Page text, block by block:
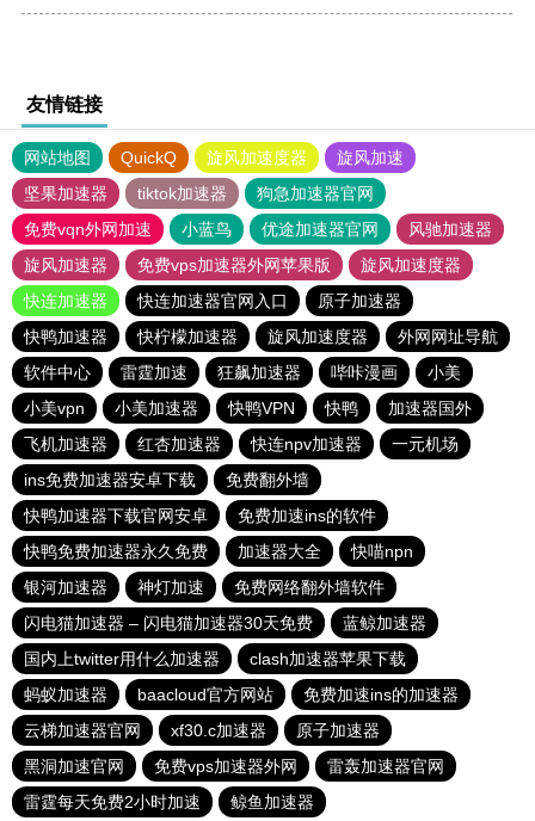
友情链接
网站地图 QuickQ 旋风加速度器
旋风加速
坚果加速器
tiktok加速器
狗急加速器官网
免费vqn外网加速
小蓝鸟 优途加速器官网
风驰加速器
旋风加速器
免费vps加速器外网苹果版
旋风加速度器
快连加速器
快连加速器官网入口
原子加速器
快鸭加速器
快柠檬加速器 旋风加速度器
外网网址导航
软件中心
雷霆加速 狂飙加速器 哔咔漫画
小美
小美vpn
小美加速器 快鸭VPN 快鸭
加速器国外
飞机加速器
红杏加速器 快连npv加速器
一元机场
ins免费加速器安卓下载
免费翻外墙
快鸭加速器下载官网安卓
免费加速ins的软件
快鸭免费加速器永久免费
加速器大全
快喵npn
银河加速器
神灯加速
免费网络翻外墙软件
闪电猫加速器 – 闪电猫加速器30天免费
蓝鲸加速器
国内上twitter用什么加速器
clash加速器苹果下载
蚂蚁加速器
baacloud官方网站
免费加速ins的加速器
云梯加速器官网
xf30.c加速器
原子加速器
黑洞加速官网
免费vps加速器外网
雷轰加速器官网
雷霆每天免费2小时加速
鲸鱼加速器